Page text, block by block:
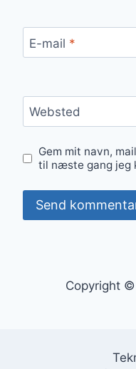
E-mail *
Websted
Gem mit navn,
til næste gang jeg
Copyright